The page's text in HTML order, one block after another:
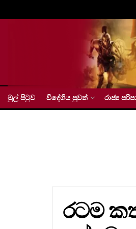
මුල් පිටුව විදේශීය පුවත් රාජ්‍ය
රටම